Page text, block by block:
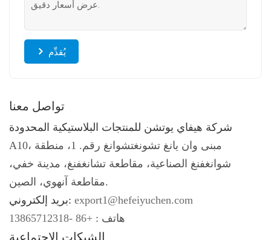
يُقدِّم
تواصل معنا
شركة هيفاي يوتشن للمنتجات البلاستيكية المحدودة
A10، مبنى وان يانغ تشونغتشوانغ رقم. 1، منطقة
شوانغفنغ الصناعية، مقاطعة تشانغفنغ، مدينة خفي،
مقاطعة آنهوي، الصين.
بريد إلكتروني: export1@hefeiyuchen.com
هاتف : +86 -13865712318
الشبكات الاجتماعية